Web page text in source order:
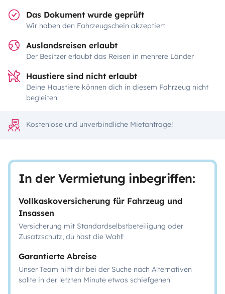
Das Dokument wurde geprüft
Wir haben den Fahrzeugschein akzeptiert
Auslandsreisen erlaubt
Der Besitzer erlaubt das Reisen in mehrere Länder
Haustiere sind nicht erlaubt
Deine Haustiere können dich in diesem Fahrzeug nicht
begleiten
Kostenlose und unverbindliche Mietanfrage!
In der Vermietung inbegriffen:
Vollkaskoversicherung für Fahrzeug und
Insassen
Versicherung mit Standardselbstbeteiligung oder
Zusatzschutz, du hast die Wahl!
Garantierte Abreise
Unser Team hilft dir bei der Suche nach Alternativen
sollte in der letzten Minute etwas schiefgehen